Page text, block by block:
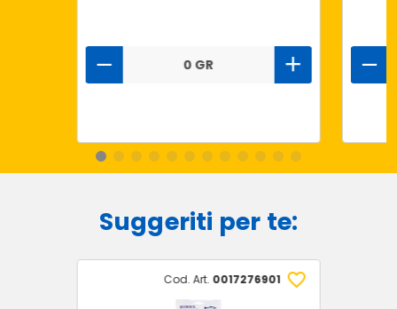
0 GR
Suggeriti per te:
Cod. Art. 0017276901